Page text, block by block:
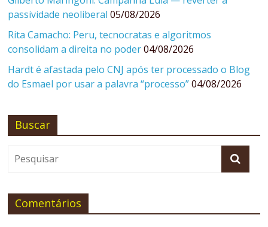
passividade neoliberal 05/08/2026
Rita Camacho: Peru, tecnocratas e algoritmos
consolidam a direita no poder 04/08/2026
Hardt é afastada pelo CNJ após ter processado o Blog
do Esmael por usar a palavra “processo” 04/08/2026
Buscar
Comentários